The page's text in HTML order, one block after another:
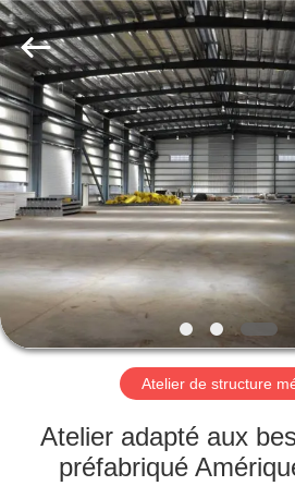
ACCUEIL
PRODUITS
VIDÉOS
SPECTACLE
DE
RÉALITÉ
VIRTUELLE
Qingdao
KaFa
Fabrication
Co.,
Ltd..
All
Rights
Reserved.
Atelier de structure
Atelier adapté aux
préfabriqué